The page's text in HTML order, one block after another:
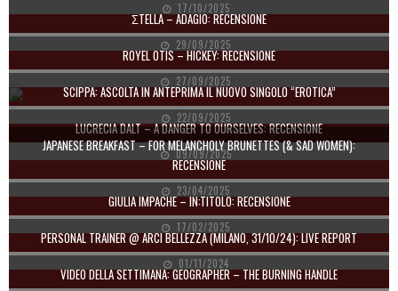
17/10/2025
ΣTELLA – ADAGIO: RECENSIONE
29/09/2025
ROYEL OTIS – HICKEY: RECENSIONE
27/09/2025
SCIPPA: ASCOLTA IN ANTEPRIMA IL NUOVO SINGOLO “EROTICA”
22/09/2025
LUCRECIA DALT – A DANGER TO OURSELVES: RECENSIONE
09/09/2025
JAPANESE BREAKFAST – FOR MELANCHOLY BRUNETTES (& SAD WOMEN):
RECENSIONE
23/04/2025
GIULIA IMPACHE – IN:TITOLO: RECENSIONE
17/02/2025
PERSONAL TRAINER @ ARCI BELLEZZA (MILANO, 31/10/24): LIVE REPORT
01/11/2024
VIDEO DELLA SETTIMANA: GEOGRAPHER – THE BURNING HANDLE